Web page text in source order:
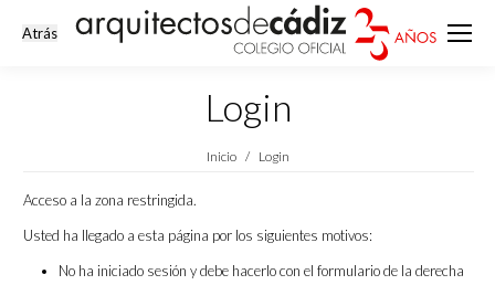
Login
Estás aquí:
Inicio Login
Acceso a la zona restringida.
Usted ha llegado a esta página por los siguientes motivos:
No ha iniciado sesión y debe hacerlo con el formulario de la derecha